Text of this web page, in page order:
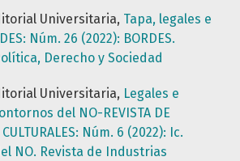
Universitaria, Tapa, legales e
Núm. 26 (2022): BORDES.
Derecho y Sociedad
Universitaria, Legales e
del NO-REVISTA DE
CULTURALES: Núm. 6 (2022): Ic.
NO. Revista de Industrias